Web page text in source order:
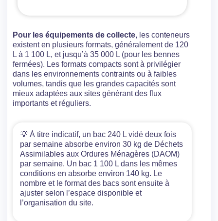
Pour les équipements de collecte, les conteneurs
existent en plusieurs formats, généralement de 120
L à 1 100 L, et jusqu’à 35 000 L (pour les bennes
fermées). Les formats compacts sont à privilégier
dans les environnements contraints ou à faibles
volumes, tandis que les grandes capacités sont
mieux adaptées aux sites générant des flux
importants et réguliers.
💡 À titre indicatif, un bac 240 L vidé deux fois
par semaine absorbe environ 30 kg de Déchets
Assimilables aux Ordures Ménagères (DAOM)
par semaine. Un bac 1 100 L dans les mêmes
conditions en absorbe environ 140 kg. Le
nombre et le format des bacs sont ensuite à
ajuster selon l’espace disponible et
l’organisation du site.